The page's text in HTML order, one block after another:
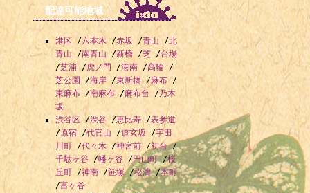
配達可能地域
港区/六本木 /赤坂 /青山 /北
青山 /南青山 /新橋 /芝 /台場
/芝浦/虎ノ門 /港南 /高輪 /
芝公園
/海岸 /東新橋/麻布/
東麻布 /南麻布 /麻布台 /乃木
坂
渋谷区 /渋谷 /恵比寿/表参道
/原宿 /代官山 /道玄坂 /宇田
川町 /代々木 /神宮前 /初台/
千駄ヶ谷 /幡ヶ谷/円山町/桜
丘町 /神南 /笹塚/松濤/本町
/富ヶ谷